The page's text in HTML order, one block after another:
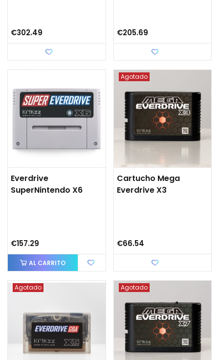
€302.49 €205.69
Everdrive
SuperNintendo X6
€157.29
AL CARRITO
Agotado
Cartucho Mega
Everdrive X3
€66.54
Agotado Agotado